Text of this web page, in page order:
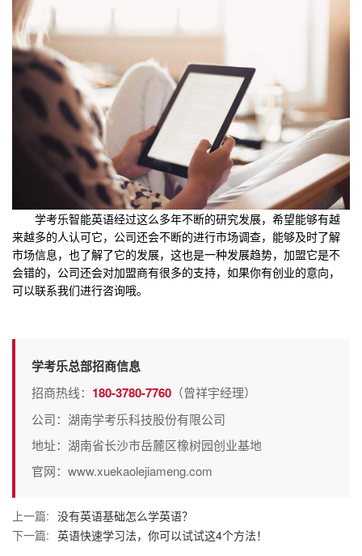
学考乐智能英语经过这么多年不断的研究发展，希望能够有越
来越多的人认可它，公司还会不断的进行市场调查，能够及时了解
市场信息，也了解了它的发展，这也是一种发展趋势，加盟它是不
会错的，公司还会对加盟商有很多的支持，如果你有创业的意向，
可以联系我们进行咨询哦。
学考乐总部招商信息
招商热线： 180-3780-7760 （曾祥宇经理）
公司：湖南学考乐科技股份有限公司
地址：湖南省长沙市岳麓区橡树园创业基地
官网：www.xuekaolejiameng.com
上一篇: 没有英语基础怎么学英语？
下一篇: 英语快速学习法，你可以试试这4个方法！